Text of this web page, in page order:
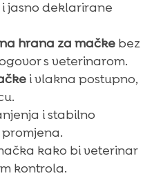
jasno deklarirane
hrana za mačkebez
s veterinarom.
i vlakna postupno,
i stabilno
kako bi veterinar
kontrola.